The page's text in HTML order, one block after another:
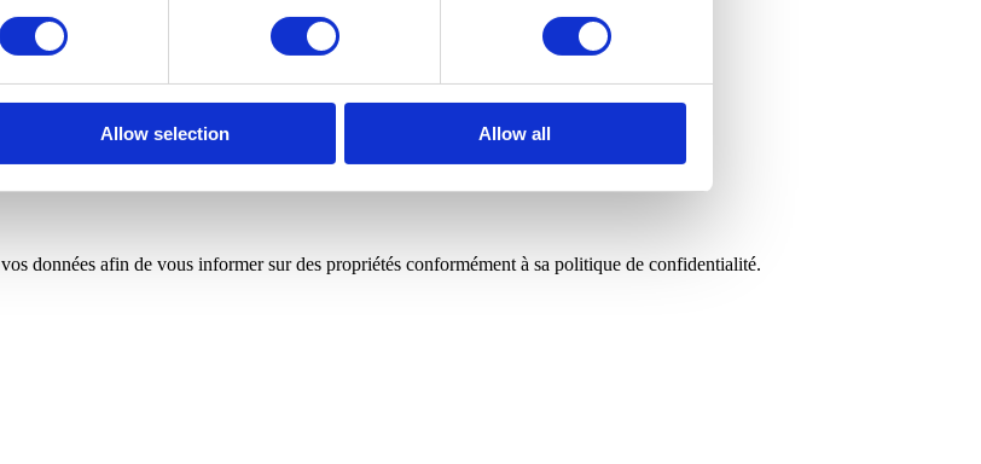
Allow selection Allow all
données afin de vous informer sur des propriétés conformément à sa politique de confidentialité.